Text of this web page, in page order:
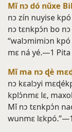
Mǐ nɔ dó nǔxe
nɔ zín nuyise
nɔ tɛnkpɔ́n bo
“walɔmimiɔn
mɛ ná yé.—1
Mǐ ma nɔ ɖè
nɔ kɛalɔyi
kplɔ́nmɛ lɛ,
Mǐ nɔ tɛnkpɔ́n
wunmɛ lɛkpó.”—